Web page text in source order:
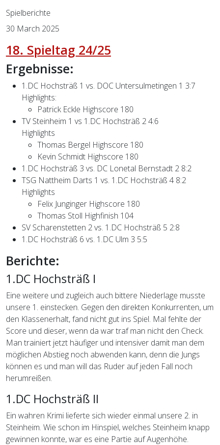
Spielberichte
30 March 2025
18. Spieltag 24/25
Ergebnisse:
1.DC Hochsträß 1 vs. DOC Untersulmetingen 1 3:7
Highlights:
Patrick Eckle Highscore 180
TV Steinheim 1 vs 1.DC Hochsträß 2 4:6
Highlights
Thomas Bergel Highscore 180
Kevin Schmidt Highscore 180
1.DC Hochsträß 3 vs. DC Lonetal Bernstadt 2 8:2
TSG Nattheim Darts 1 vs. 1.DC Hochsträß 4 8:2
Highlights
Felix Junginger Highscore 180
Thomas Stoll Highfinish 104
SV Scharenstetten 2 vs. 1.DC Hochsträß 5 2:8
1.DC Hochsträß 6 vs. 1.DC Ulm 3 5:5
Berichte:
1.DC Hochsträß I
Eine weitere und zugleich auch bittere Niederlage musste
unsere 1. einstecken. Gegen den direkten Konkurrenten, um
den Klassenerhalt, fand nicht gut ins Spiel. Mal fehlte der
Score und dieser, wenn da war traf man nicht den Check.
Man trainiert jetzt häufiger und intensiver damit man dem
möglichen Abstieg noch abwenden kann, denn die Jungs
können es und man will das Ruder auf jeden Fall noch
herumreißen.
1.DC Hochsträß II
Ein wahren Krimi lieferte sich wieder einmal unsere 2. in
Steinheim. Wie schon im Hinspiel, welches Steinheim knapp
gewinnen konnte, war es eine Partie auf Augenhöhe.